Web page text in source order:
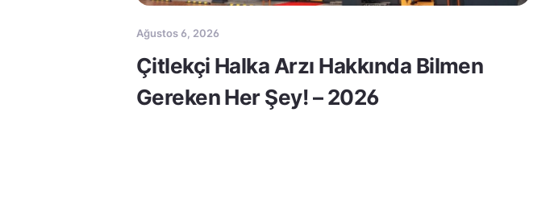
Ağustos 6, 2026
Çitlekçi Halka Arzı Hakkında Bilmen
Gereken Her Şey! – 2026